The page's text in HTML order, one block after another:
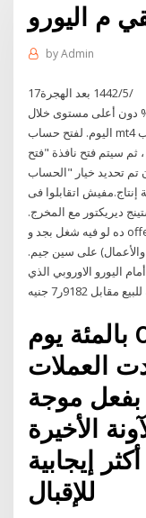
م اليورو
byAdmin
17‏‏/5‏‏/1442 بعد الهجرة
انخفض 0.2% إلى 1.1423 دولار ونحو 0.5% دون أعلى مستوى خلال
اليوم. لفتح حساب mt4 حقيقي ، من "الملف الشخصي" في علامة التبويب
سيتم فتح نافذة "فتح
تحديد خيار "الحساب
اتقابلوا فى
ديريكتور مع المخرج.
ده لو فيه شغل بجد و offer شغل حقيقى. دى مش مقابلة أصدقاء دى
على سين جيم.
اليورو الاوروبي الذي
ارتفع اليورو 0.5 بالمئة يوم
العملات
موجة
الأخيرة
إيجابية
للإقبال